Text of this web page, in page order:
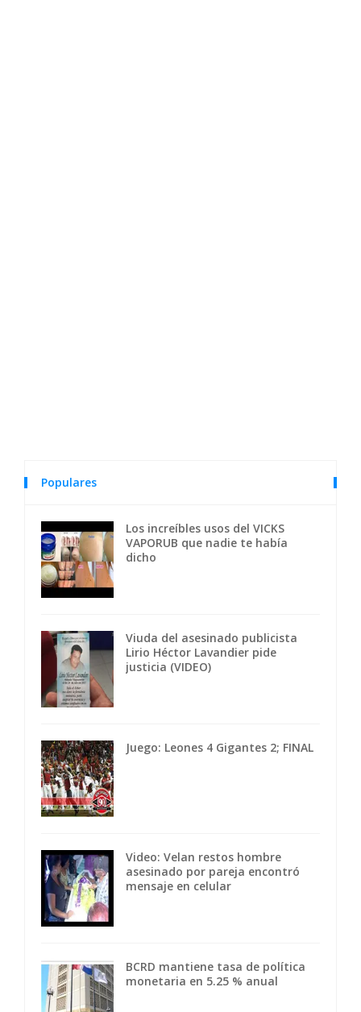
Populares
Los increíbles usos del VICKS
VAPORUB que nadie te había
dicho
Viuda del asesinado publicista
Lirio Héctor Lavandier pide
justicia (VIDEO)
Juego: Leones 4 Gigantes 2; FINAL
Video: Velan restos hombre
asesinado por pareja encontró
mensaje en celular
BCRD mantiene tasa de política
monetaria en 5.25 % anual